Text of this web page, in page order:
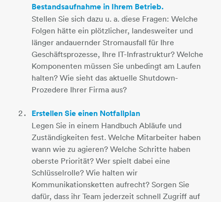
Bestandsaufnahme in Ihrem Betrieb.
Stellen Sie sich dazu u. a. diese Fragen: Welche
Folgen hätte ein plötzlicher, landesweiter und
länger andauernder Stromausfall für Ihre
Geschäftsprozesse, Ihre IT-Infrastruktur? Welche
Komponenten müssen Sie unbedingt am Laufen
halten? Wie sieht das aktuelle Shutdown-
Prozedere Ihrer Firma aus?
Erstellen Sie einen Notfallplan
​​​​​​​Legen Sie in einem Handbuch Abläufe und
Zuständigkeiten fest. Welche Mitarbeiter haben
wann wie zu agieren? Welche Schritte haben
oberste Priorität? Wer spielt dabei eine
Schlüsselrolle? Wie halten wir
Kommunikationsketten aufrecht? Sorgen Sie
dafür, dass ihr Team jederzeit schnell Zugriff auf